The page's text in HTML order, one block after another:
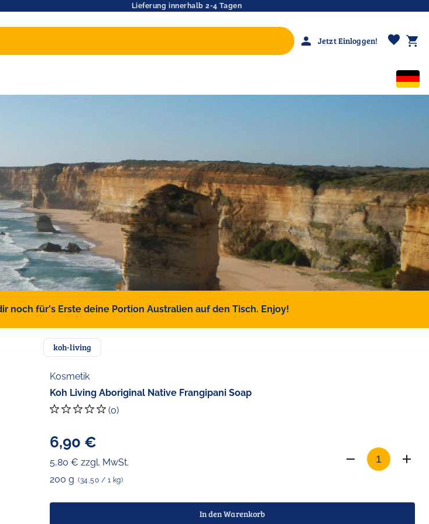
Lieferung innerhalb 2-4 Tagen
person Jetzt Einloggen! favorite shopping_cart
noch für's Erste deine Portion Australien auf den Tisch. Enjoy!
koh-living
Kosmetik
Koh Living Aboriginal Native Frangipani Soap
(0)
6,90 €
5,80 € zzgl. MwSt.
200 g (34,50 / 1 kg)
In den Warenkorb